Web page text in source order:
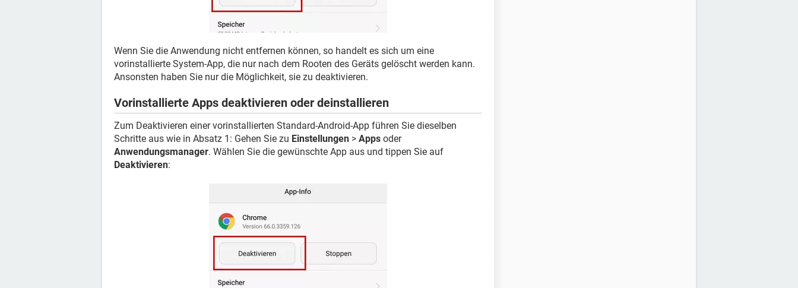
Wenn Sie die Anwendung nicht entfernen können, so handelt es sich um eine
vorinstallierte System-App, die nur nach dem Rooten des Geräts gelöscht werden kann.
Ansonsten haben Sie nur die Möglichkeit, sie zu deaktivieren.
Vorinstallierte Apps deaktivieren oder deinstallieren
Zum Deaktivieren einer vorinstallierten Standard-Android-App führen Sie dieselben
Schritte aus wie in Absatz 1: Gehen Sie zu Einstellungen > Apps oder
Anwendungsmanager. Wählen Sie die gewünschte App aus und tippen Sie auf
Deaktivieren: